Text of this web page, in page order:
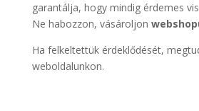
garantálja, hogy mindig érdemes
Ne habozzon, vásároljon
Ha felkeltettük érdeklődését,
weboldalunkon.